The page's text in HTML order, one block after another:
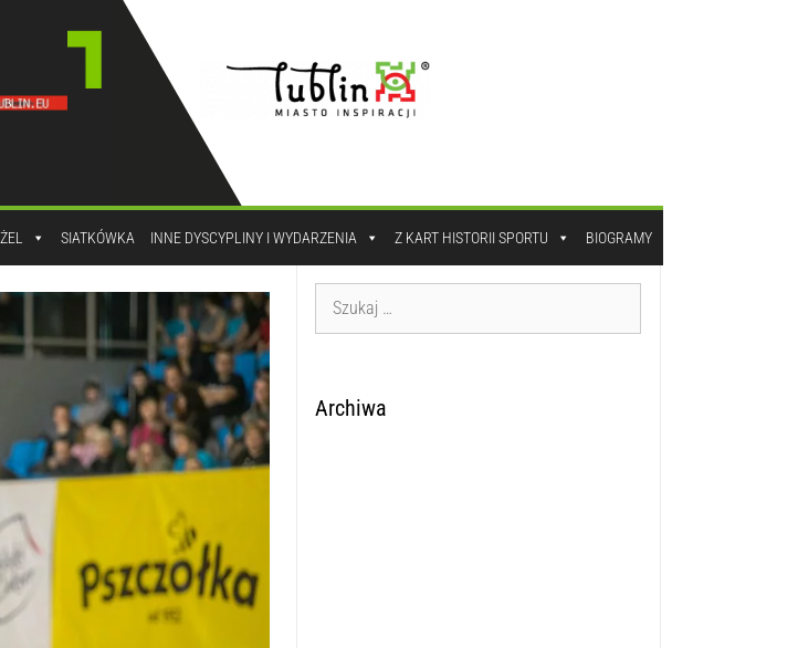
SIATKÓWKA INNE DYSCYPLINY I WYDARZENIA Z KART HISTORII SPORTU BIOGRAMY
Archiwa